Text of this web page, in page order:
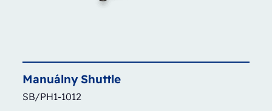
ManuálnyShuttle
SB/PH1-1012